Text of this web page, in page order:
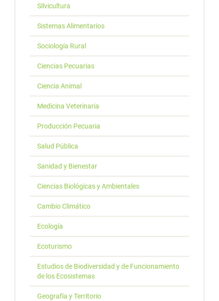
Silvicultura
Sistemas Alimentarios
Sociología Rural
Ciencias Pecuarias
Ciencia Animal
Medicina Veterinaria
Producción Pecuaria
Salud Pública
Sanidad y Bienestar
Ciencias Biológicas y Ambientales
Cambio Climático
Ecología
Ecoturismo
Estudios de Biodiversidad y de Funcionamiento
de los Ecosistemas
Geografía y Territorio